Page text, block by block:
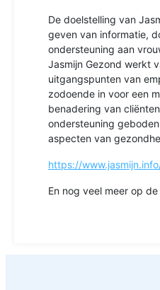
De doelstelling van
geven van informatie,
ondersteuning aan
Jasmijn Gezond werkt
uitgangspunten van
zodoende in voor een
benadering van
ondersteuning
aspecten van
https://
En nog veel meer op